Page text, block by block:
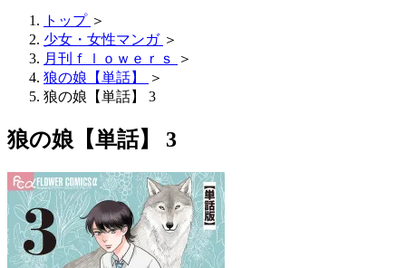
トップ ＞
少女・女性マンガ ＞
月刊ｆｌｏｗｅｒｓ
＞
狼の娘【単話】
＞
狼の娘【単話】 3
狼の娘【単話】 3